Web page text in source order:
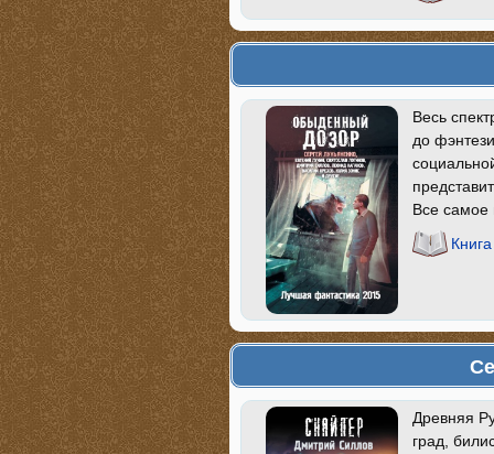
Весь
до
Все самое
Древняя
град,